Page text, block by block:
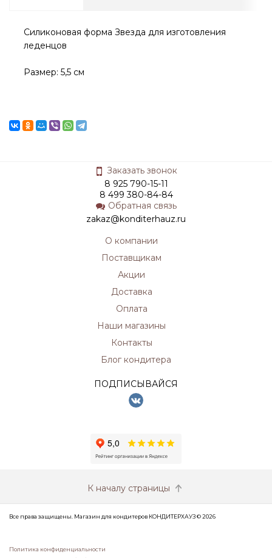
Силиконовая форма Звезда для изготовления
леденцов
Размер: 5,5 см
Заказать звонок
8 925 790-15-11
8 499 380-84-84
Обратная связь
zakaz@konditerhauz.ru
О компании
Поставщикам
Акции
Доставка
Оплата
Наши магазины
Контакты
Блог кондитера
ПОДПИСЫВАЙСЯ
К началу страницы
Все права защищены. Магазин для кондитеров КОНДИТЕРХАУЗ © 2026
Политика конфиденциальности